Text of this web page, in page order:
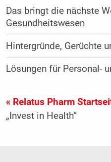
Das bringt die nächste
Gesundheitswesen
Hintergründe, Gerüchte
Lösungen für Personal-
« Relatus Pharm
„Invest in Health“